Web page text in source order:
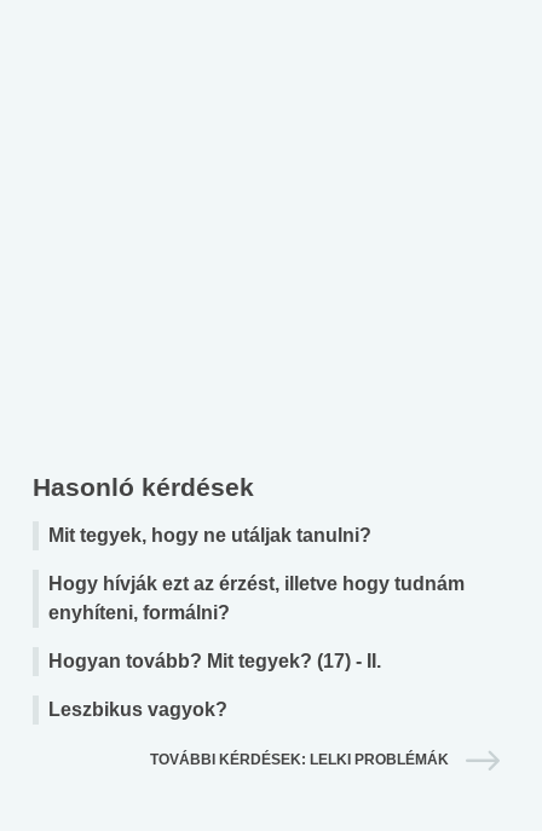
Hasonló kérdések
Mit tegyek, hogy ne utáljak tanulni?
Hogy hívják ezt az érzést, illetve hogy tudnám
enyhíteni, formálni?
Hogyan tovább? Mit tegyek? (17) - II.
Leszbikus vagyok?
TOVÁBBI KÉRDÉSEK: LELKI PROBLÉMÁK